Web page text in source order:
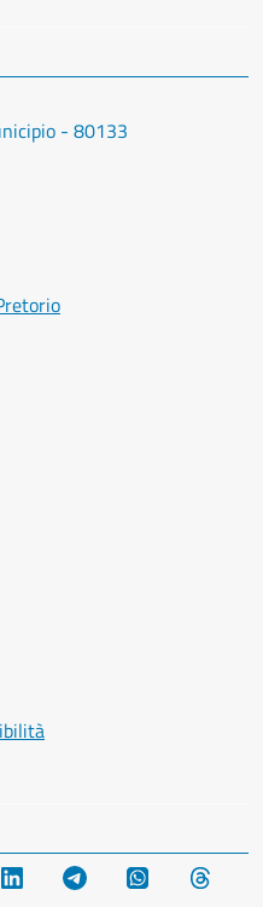
- 80133
LinkedIn Telegram WhatsApp